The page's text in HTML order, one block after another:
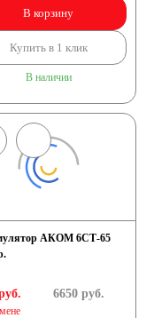
В корзину
Купить в 1 клик
В наличии
АКОМ 6СТ-65
6650руб.